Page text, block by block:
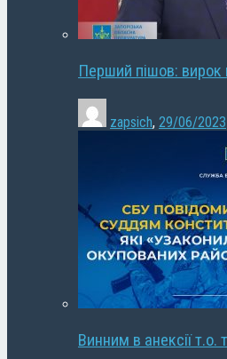
Перший пішов: вирок
zapsich, 29/06/2023
Винним в анексії т.о.